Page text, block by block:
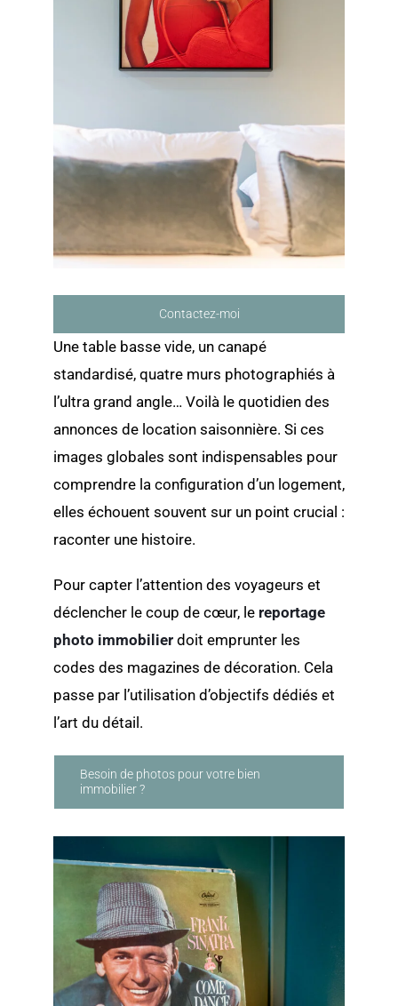
Contactez-moi
Une table basse vide, un canapé
standardisé, quatre murs photographiés à
l’ultra grand angle… Voilà le quotidien des
annonces de location saisonnière. Si ces
images globales sont indispensables pour
comprendre la configuration d’un logement,
elles échouent souvent sur un point crucial :
raconter une histoire.
Pour capter l’attention des voyageurs et
déclencher le coup de cœur, le reportage
photo immobilierdoit emprunter les
codes des magazines de décoration. Cela
passe par l’utilisation d’objectifs dédiés et
l’art du détail.
Besoin de photos pour votre bien
immobilier ?